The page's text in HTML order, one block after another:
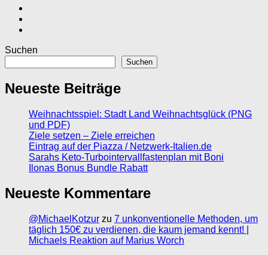
Suchen
Suchen
Neueste Beiträge
Weihnachtsspiel: Stadt Land Weihnachtsglück (PNG
und PDF)
Ziele setzen – Ziele erreichen
Eintrag auf der Piazza / Netzwerk-Italien.de
Sarahs Keto-Turbointervallfastenplan mit Boni
Ilonas Bonus Bundle Rabatt
Neueste Kommentare
@MichaelKotzur zu 7 unkonventionelle Methoden, um
täglich 150€ zu verdienen, die kaum jemand kennt! |
Michaels Reaktion auf Marius Worch